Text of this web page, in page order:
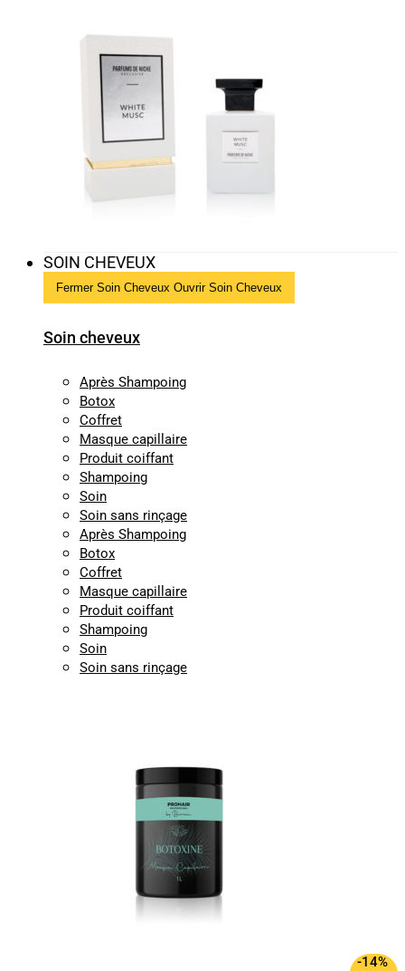
SOIN CHEVEUX
Fermer Soin Cheveux Ouvrir Soin Cheveux
Soin cheveux
Après Shampoing
Botox
Coffret
Masque capillaire
Produit coiffant
Shampoing
Soin
Soin sans rinçage
Après Shampoing
Botox
Coffret
Masque capillaire
Produit coiffant
Shampoing
Soin
Soin sans rinçage
-14%